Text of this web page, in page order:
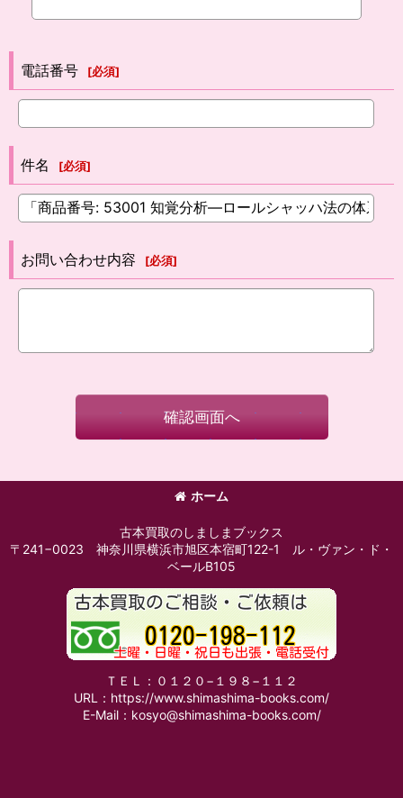
電話番号 [必須]
件名 [必須]
お問い合わせ内容 [必須]
確認画面へ
ホーム
古本買取のしましまブックス
〒241−0023 神奈川県横浜市旭区本宿町122-1 ル・ヴァン・ド・
ベールB105
ＴＥＬ：０１２０−１９８−１１２
URL：https://www.shimashima-books.com/
E-Mail：kosyo@shimashima-books.com/